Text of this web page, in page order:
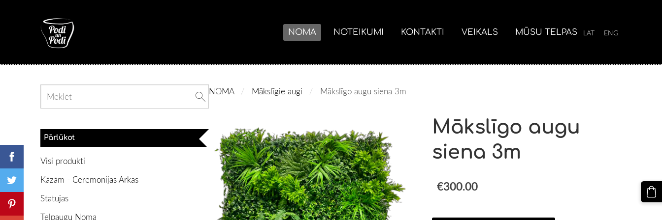
NOMA NOTEIKUMI KONTAKTI VEIKALS MŪSU TELPAS LAT ENG
Pārlūkot
Visi produkti
Kāzām - Ceremonijas Arkas
Statujas
Telpaugu Noma
NOMA Mākslīgie augi Mākslīgo augu siena 3m
Mākslīgo augu
siena 3m
€300.00